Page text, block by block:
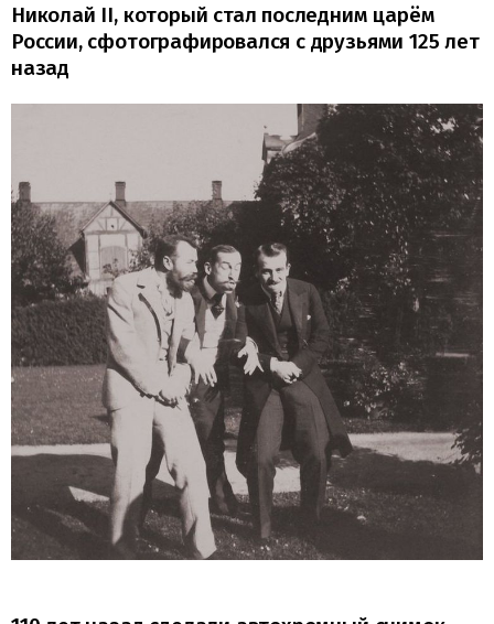
Николай II, который стал последним царём
России, сфотографировался с друзьями 125 лет
назад